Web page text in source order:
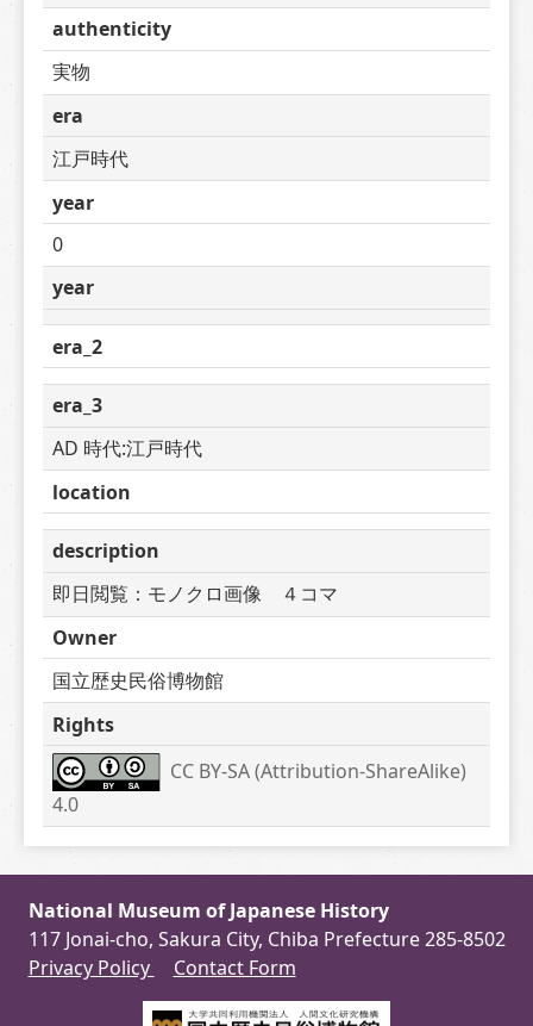
authenticity
実物
era
江戸時代
year
0
year
era_2
era_3
AD 時代:江戸時代
location
description
即日閲覧：モノクロ画像　４コマ
Owner
国立歴史民俗博物館
Rights
CC BY-SA (Attribution-ShareAlike)
4.0
National Museum of Japanese History
117 Jonai-cho, Sakura City, Chiba Prefecture 285-8502
Privacy Policy
Contact Form